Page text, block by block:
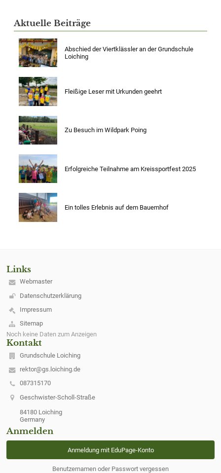
Aktuelle Beiträge
Abschied der Viertklässler an der Grundschule
Loiching
Fleißige Leser mit Urkunden geehrt
Zu Besuch im Wildpark Poing
Erfolgreiche Teilnahme am Kreissportfest 2025
Ein tolles Erlebnis auf dem Bauernhof
Links
Webmaster
Datenschutzerklärung
Impressum
Sitemap
Noch keine Daten zum Anzeigen
Kontakt
Grundschule Loiching
rektor@gs.loiching.de
087315170
Geschwister-Scholl-Straße
84180 Loiching
Germany
Anmelden
Anmeldung mit EduPage-Konto
Benutzernamen oder Passwort vergessen